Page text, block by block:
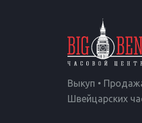
Выкуп •
Швейцарских